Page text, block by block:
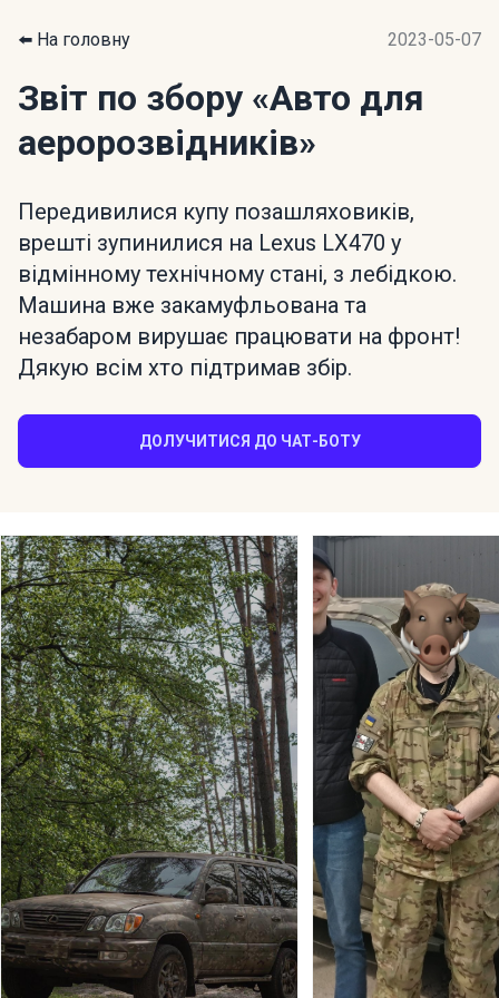
⬅️ На головну 2023-05-07
Звіт по збору «Авто для
аеророзвідників»
Передивилися купу позашляховиків,
врешті зупинилися на Lexus LX470 у
відмінному технічному стані, з лебідкою.
Машина вже закамуфльована та
незабаром вирушає працювати на фронт!
Дякую всім хто підтримав збір.
ДОЛУЧИТИСЯ ДО ЧАТ-БОТУ